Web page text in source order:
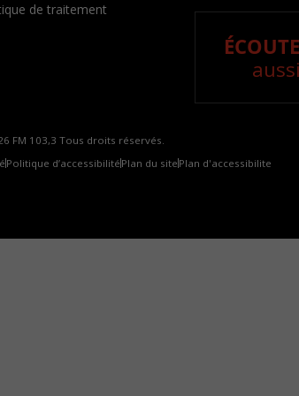
de traitement
FM 103,3 Tous droits réservés.
Politique d’accessibilité Plan du site Plan d'accessibilite